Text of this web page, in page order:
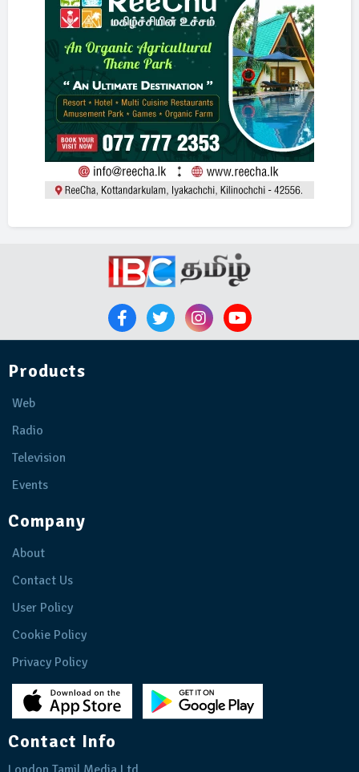
Products
Web
Radio
Television
Events
Company
About
Contact Us
User Policy
Cookie Policy
Privacy Policy
Contact Info